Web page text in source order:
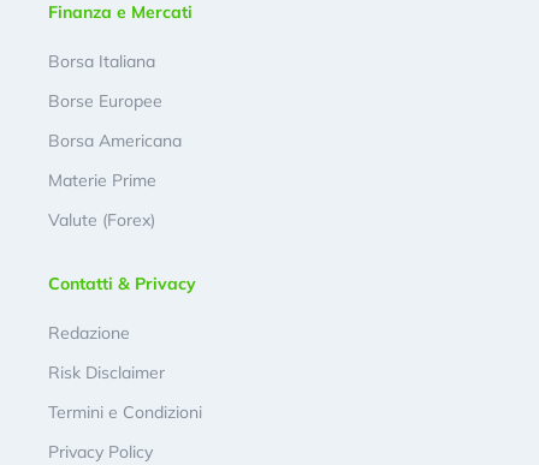
Finanza e Mercati
Borsa Italiana
Borse Europee
Borsa Americana
Materie Prime
Valute (Forex)
Contatti & Privacy
Redazione
Risk Disclaimer
Termini e Condizioni
Privacy Policy